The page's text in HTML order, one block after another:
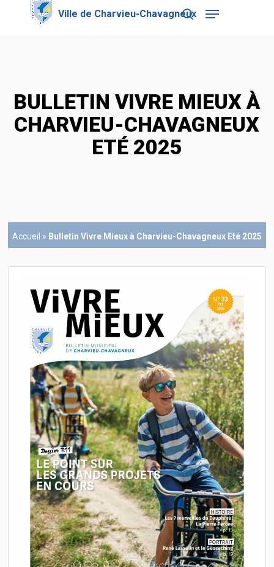
search
Menu
BULLETIN VIVRE MIEUX À
CHARVIEU-CHAVAGNEUX
ETÉ 2025
Accueil » Bulletin Vivre Mieux à Charvieu-Chavagneux Eté 2025